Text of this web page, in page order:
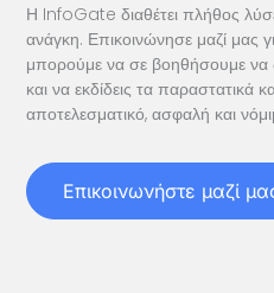
Η InfoGate διαθέτει πλήθος
ανάγκη. Επικοινώνησε μαζί μας
μπορούμε να σε βοηθήσουμε να
και να εκδίδεις τα παραστατικά
αποτελεσματικό, ασφαλή και
Επικοινωνήστε μαζί